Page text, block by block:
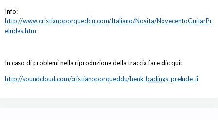
Info:
http://www.cristianoporqueddu.com/Italiano/Novita/NovecentoGuitarPr
eludes.htm
In caso di problemi nella riproduzione della traccia fare clic qui:
http://soundcloud.com/cristianoporqueddu/henk-badings-prelude-ii